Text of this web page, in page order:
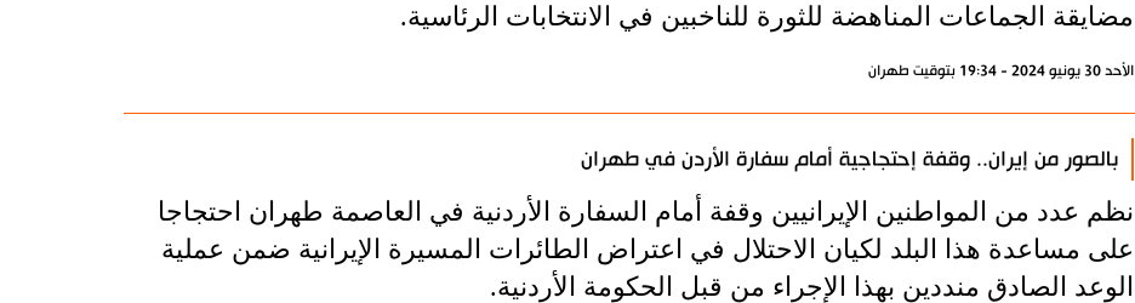
مضايقة الجماعات المناهضة للثورة للناخبين في الانتخابات الرئاسية.
الأحد 30 يونيو 2024 - 19:34 بتوقيت طهران
بالصور من إيران.. وقفة إحتجاجية أمام سفارة الأردن في طهران
نظم عدد من المواطنين الإيرانيين وقفة أمام السفارة الأردنية في العاصمة طهران احتجاجا
على مساعدة هذا البلد لكيان الاحتلال في اعتراض الطائرات المسيرة الإيرانية ضمن عملية
الوعد الصادق منددين بهذا الإجراء من قبل الحكومة الأردنية.